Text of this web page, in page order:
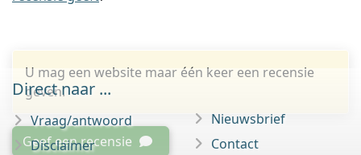
U mag een website maar één keer een recensie
geven.
Geef een recensie
Direct naar ...
Vraag/antwoord
Disclaimer
Nieuwsbrief
Contact